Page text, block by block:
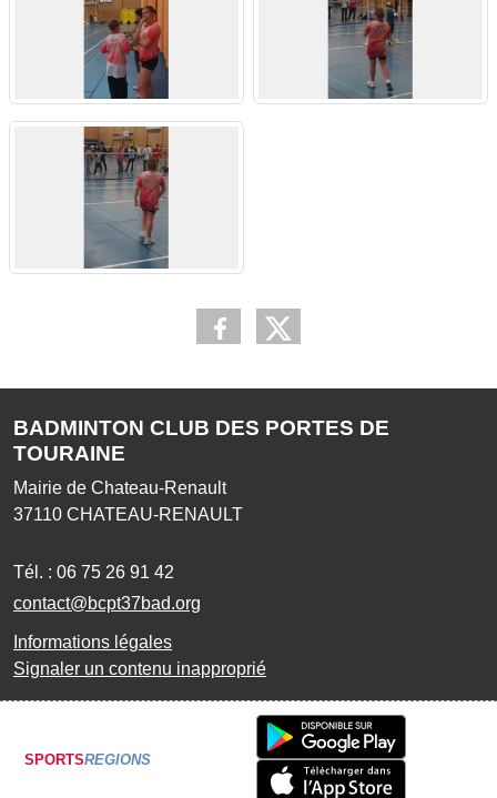
BADMINTON CLUB DES PORTES DE
TOURAINE
Mairie de Chateau-Renault
37110 CHATEAU-RENAULT
Tél. : 06 75 26 91 42
contact@bcpt37bad.org
Informations légales
Signaler un contenu inapproprié
SPORTSREGIONS